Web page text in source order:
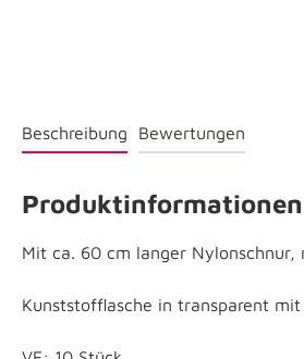
Beschreibung Bewertungen
Mit ca. 60 cm langer Nylonschnur,
Kunststofflasche in transparent